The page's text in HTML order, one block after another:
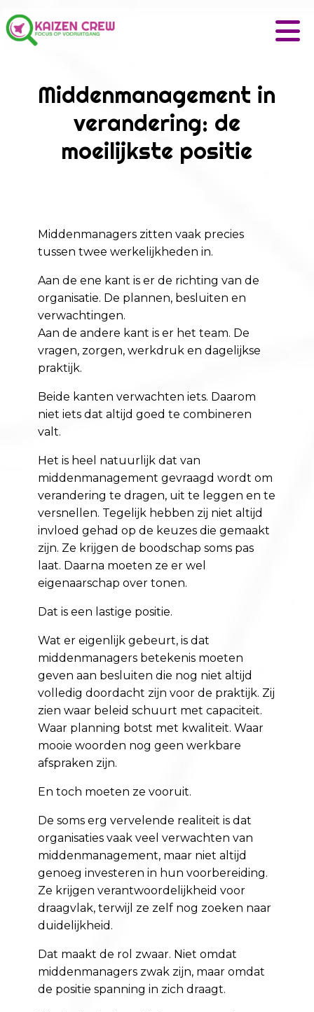
Middenmanagement in
verandering: de
moeilijkste positie
Middenmanagers zitten vaak precies
tussen twee werkelijkheden in.
Aan de ene kant is er de richting van de
organisatie. De plannen, besluiten en
verwachtingen.
Aan de andere kant is er het team. De
vragen, zorgen, werkdruk en dagelijkse
praktijk.
Beide kanten verwachten iets. Daarom
niet iets dat altijd goed te combineren
valt.
Het is heel natuurlijk dat van
middenmanagement gevraagd wordt om
verandering te dragen, uit te leggen en te
versnellen. Tegelijk hebben zij niet altijd
invloed gehad op de keuzes die gemaakt
zijn. Ze krijgen de boodschap soms pas
laat. Daarna moeten ze er wel
eigenaarschap over tonen.
Dat is een lastige positie.
Wat er eigenlijk gebeurt, is dat
middenmanagers betekenis moeten
geven aan besluiten die nog niet altijd
volledig doordacht zijn voor de praktijk. Zij
zien waar beleid schuurt met capaciteit.
Waar planning botst met kwaliteit. Waar
mooie woorden nog geen werkbare
afspraken zijn.
En toch moeten ze vooruit.
De soms erg vervelende realiteit is dat
organisaties vaak veel verwachten van
middenmanagement, maar niet altijd
genoeg investeren in hun voorbereiding.
Ze krijgen verantwoordelijkheid voor
draagvlak, terwijl ze zelf nog zoeken naar
duidelijkheid.
Dat maakt de rol zwaar. Niet omdat
middenmanagers zwak zijn, maar omdat
de positie spanning in zich draagt.